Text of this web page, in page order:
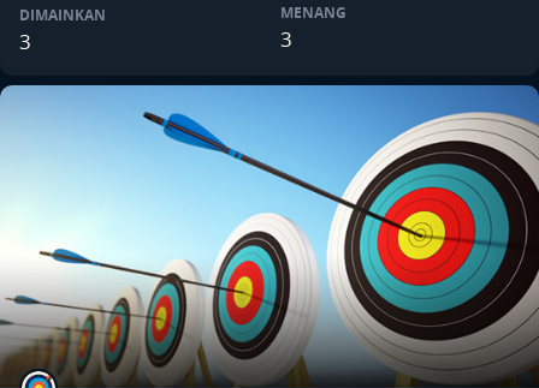
DIMAINKAN
3
MENANG
3